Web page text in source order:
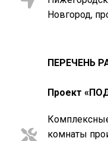
Новгород,
ПЕРЕЧЕНЬ
Проект
комнаты